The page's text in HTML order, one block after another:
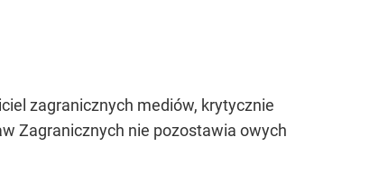
zagranicznych mediów, krytycznie
Zagranicznych nie pozostawia owych